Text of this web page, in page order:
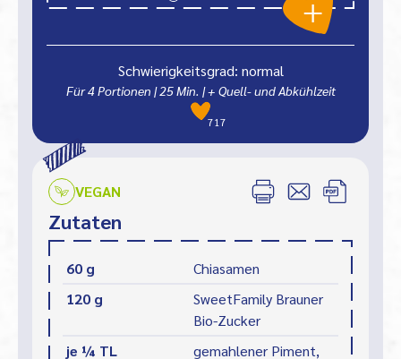
Schwierigkeitsgrad: normal
Für 4 Portionen |25Min. | + Quell- und Abkühlzeit
717
VEGAN
Zutaten
60 g
Chiasamen
120 g
SweetFamily Brauner
Bio-Zucker
je ¼ TL
gemahlener Piment,